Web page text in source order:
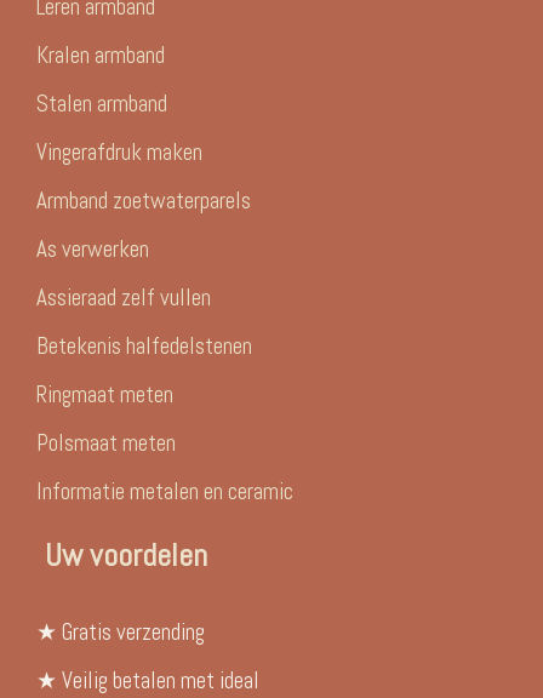
Leren armband
Kralen armband
Stalen armband
Vingerafdruk maken
Armband zoetwaterparels
As verwerken
Assieraad zelf vullen
Betekenis halfedelstenen
Ringmaat meten
Polsmaat meten
Informatie metalen en ceramic
Uw voordelen
★ Gratis verzending
★ Veilig betalen met ideal